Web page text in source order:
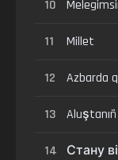
10
11 Millet
12 Azbarda
13
14 Стану